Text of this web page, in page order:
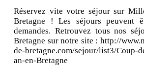
Réservez vite votre séjour sur
Bretagne ! Les séjours peuvent
demandes. Retrouvez tous nos
Bretagne sur notre site : http://
de-bretagne.com/sejour/list3/Coup-
an-en-Bretagne